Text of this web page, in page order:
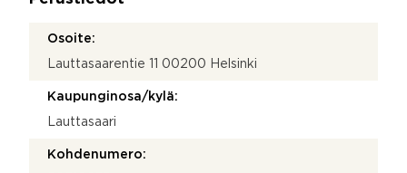
Osoite:
Lauttasaarentie 11 00200 Helsinki
Kaupunginosa/kylä:
Lauttasaari
Kohdenumero: